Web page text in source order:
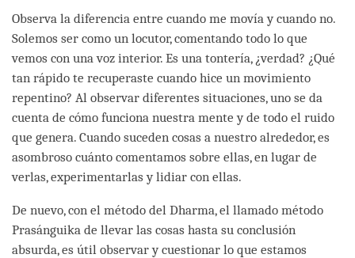
Observa la diferencia entre cuando me movía y cuando no.
Solemos ser como un locutor, comentando todo lo que
vemos con una voz interior. Es una tontería, ¿verdad? ¿Qué
tan rápido te recuperaste cuando hice un movimiento
repentino? Al observar diferentes situaciones, uno se da
cuenta de cómo funciona nuestra mente y de todo el ruido
que genera. Cuando suceden cosas a nuestro alrededor, es
asombroso cuánto comentamos sobre ellas, en lugar de
verlas, experimentarlas y lidiar con ellas.
De nuevo, con el método del Dharma, el llamado método
Prasánguika de llevar las cosas hasta su conclusión
absurda, es útil observar y cuestionar lo que estamos